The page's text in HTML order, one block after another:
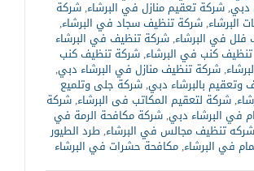
دبي,شركة تعقيم منازل في البرشاء,شركة
البرشاء,شركة تنظيف سجاد في البرشاء,
في البرشاء,شركة تنظيف في البرشاء
كنب في البرشاء,شركة تنظيف كنب
,شركة تنظيف منازل في البرشاء دبي,
وتعقيم بالبرشاء دبي,شركة جلى وتلميع
,شركة لتعقيم المكاتب فى البرشاء,شركة
في البرشاء دبي,شركة مكافحة الرمة في
شركه تنظيف مجالس في البرشاء,طرد الطيور
في البرشاء,مكافحة حشرات في البرشاء